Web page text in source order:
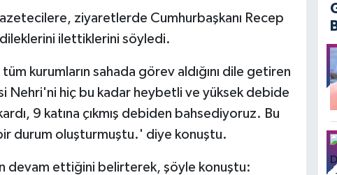
ziyaretlerde Cumhurbaşkanı Recep
ilettiklerini söyledi.
kurumların sahada görev aldığını dile getiren
Nehri'ni hiç bu kadar heybetli ve yüksek debide
9 katına çıkmış debiden bahsediyoruz. Bu
bir durum oluşturmuştu.' diye konuştu.
devam ettiğini belirterek, şöyle konuştu: